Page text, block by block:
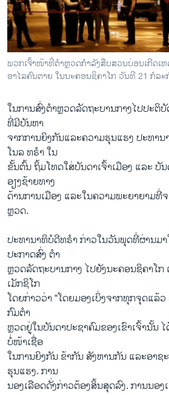
ວິທະຍາສາດ-ເທັກໂນໂລຈີ
ທຸລະກິດ
ພາສາອັງກິດ
ວີດີໂອ
ລາຍການກະຈາຍສຽງ
ລາຍງານ
ຕິດຕາມພວກເຮົາ ທີ່
ພາສາຕ່າງໆ
ພວກເຈົ້າໜ໊າທີ່ຕຳຫຼວດກຳລັງສືບສວນບ່ອນເກີດເ
ອາໄລຄົນຕາຍ ໃນນະຄອນຊິຄາໂກ ວັນທີ 21 ກໍລະ
ໃນການສົ່ງຕຳຫຼວດລັດຖະບານກາງໄປປະຕິ
ທີ່ມີບັນຫາ
ຈາກການຍິງກັນແລະຄວາມຮຸນແຮງ ປະທາ
ໂນລ ທຣໍາ ໃນ
ຂັ້ນຕົ້ນ ຖິ້ມໂທດໃສ່ບັນດາເຈົ້າເມືອງ ແລະ
ອຽງຊ້າຍທາງ
ດ້ານການເມືອງ ແລະໃນຄວາມພະຍາຍາມທີ່
ຫຼວດ.
ປະທານາທິບໍດີທຣໍາ ກ່າວໃນວັນພຸດທີ່ຜ່ານມ
ປະກາດສົ່ງ ຕຳ
ຫຼວດລັດຖະບານກາງ ໄປຍັງນະຄອນຊິຄາໂກ
ເມັກຊິໂກ
ໂດຍກ່າວວ່າ “ໂດຍມອງເບິ່ງຈາກທຸກຈຸດແລ້
ກົມຕຳ
ຫຼວດຢູ່ໃນບັນດາປະຊາຄົມຂອງເຂົາເຈົ້ານັ້ນ
ບໍ່ໜ້າເຊື່ອ
ໃນການຍິງກັນ ຂ້າກັນ ສັງຫານກັນ ແລະອາຊ
ຮຸນແຮງ. ການ
ນອງເລືອດດັ່ງກ່າວຕ້ອງສິ້ນສຸດລົງ. ການນອງ